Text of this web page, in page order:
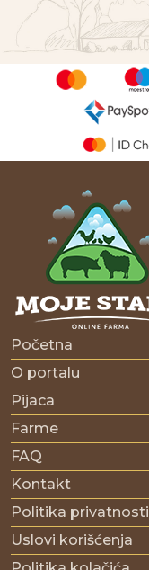
Početna
O portalu
Pijaca
Farme
FAQ
Kontakt
Politika privatnosti
Uslovi korišćenja